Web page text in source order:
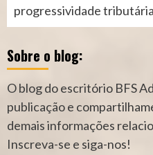
progressividade
Sobre o blog:
O blog do escritório BFS
publicação e
demais informações
Inscreva-se e siga-nos!